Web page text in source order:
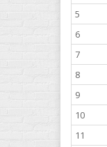
5
6
7
8
9
10
11